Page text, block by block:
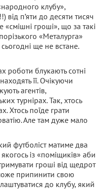
клубу»,
від п’яти до десяти тисяч
гроші», що за такі
«Металурга»
сьогодні ще не встане.
роботи блукають сотні
її. Очікуючи
агентів,
турнірах. Так, хтось
Хтось поїде грати
Але там дуже мало
футболіст матиме два
із «поміщиків» аби
гроші від щедрот
припинити свою
до клубу, який